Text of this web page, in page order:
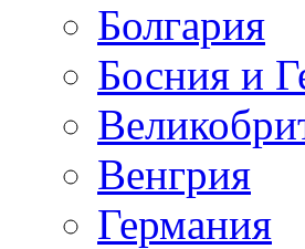
Болгария
Босния и
Венгрия
Германия